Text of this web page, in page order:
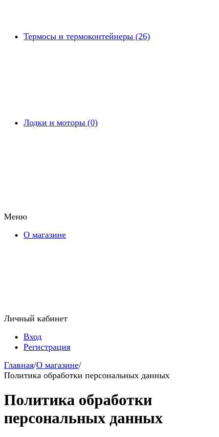
Термосы и термоконтейнеры (26)
Лодки и моторы (0)
Меню
О магазине
Личный кабинет
Вход
Регистрация
Главная/О магазине/
Политика обработки персональных данных
Политика обработки
персональных данных